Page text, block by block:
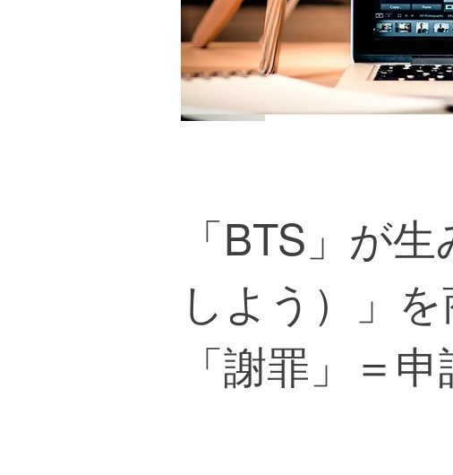
「BTS」が
しよう）」
「謝罪」＝